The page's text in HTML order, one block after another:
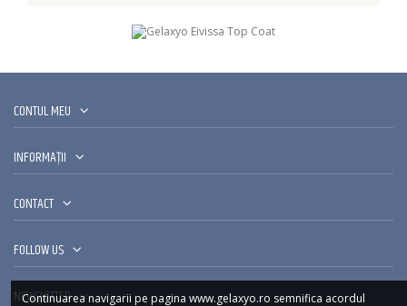
CONTUL MEU
INFORMAȚII
CONTACT
FOLLOW US
NEWSLETTER
Continuarea navigarii pe pagina www.gelaxyo.ro semnifica acordul